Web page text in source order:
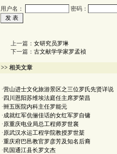
用户名：
密码：
上一篇： 女研究员罗琳
下一篇： 古文献学学家罗孟祯
>> 相关文章
·营山进士文化旅游景区之三位罗氏先贤详说
· 四川恩阳苏维埃法庭任主席罗荣昌
·卌五医院内科主任罗能元
·成就红军伉俪佳话的女红军罗自镛
·原重庆电业局总工程师罗世襄
·原武汉水运工程学院教授罗世棻
·重庆府巴邑教官罗彦芳及知名后裔
· 民国通江县长罗文杰